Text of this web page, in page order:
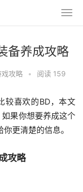
备养成攻略
戏攻略 • 阅读 159
较喜欢的BD，本文
果你想要养成这个
更清楚的信息。
攻略